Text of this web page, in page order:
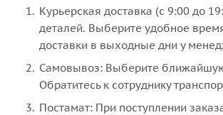
Курьерская доставка (с 9:00 до
деталей. Выберите удобное
доставки в выходные дни у
Самовывоз: Выберите ближайшую
Обратитесь к сотруднику
Постамат: При поступлении